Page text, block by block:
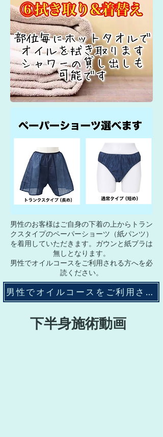
男性のお客様はご自身の下着の上からトラン
クスタイプのペーパーショーツ（紙パンツ）
を着用していただきます。ガウンと紙ブラは
無しとなります。
​男性でオイルコースをご利用される方へを必
読ください。
男性でオイルコースをご利用される方へ
​下半身施術動画